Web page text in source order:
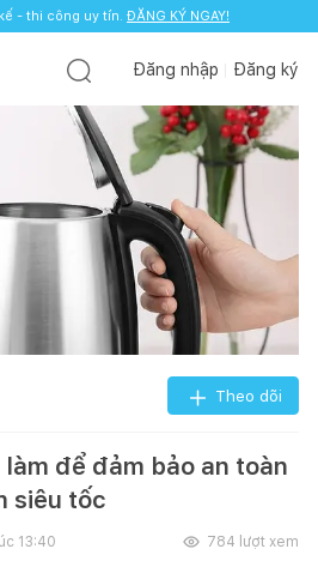
- thi công uy tín. ĐĂNG KÝ NGAY!
Đăng nhập Đăng ký
Theo dõi
để đảm bảo an toàn
siêu tốc
13:40 784 lượt xem